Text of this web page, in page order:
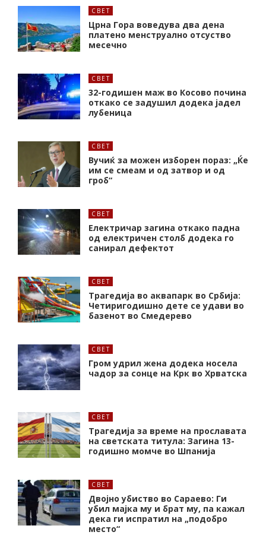
СВЕТ
Црна Гора воведува два дена
платено менструално отсуство
месечно
СВЕТ
32-годишен маж во Косово почина
откако се задушил додека јадел
лубеница
СВЕТ
Вучиќ за можен изборен пораз: „Ќе
им се смеам и од затвор и од
гроб“
СВЕТ
Електричар загина откако падна
од електричен столб додека го
санирал дефектот
СВЕТ
Трагедија во аквапарк во Србија:
Четиригодишно дете се удави во
базенот во Смедерево
СВЕТ
Гром удрил жена додека носела
чадор за сонце на Крк во Хрватска
СВЕТ
Трагедија за време на прославата
на светската титула: Загина 13-
годишно момче во Шпанија
СВЕТ
Двојно убиство во Сараево: Ги
убил мајка му и брат му, па кажал
дека ги испратил на „подобро
место“